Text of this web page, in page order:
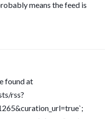
means the feed is
found at
rss?